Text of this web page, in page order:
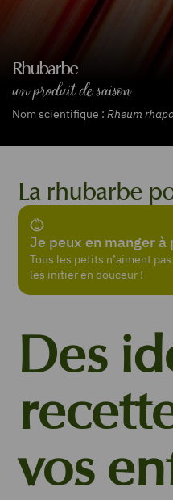
Rhubarbe
un produit de saison
Nom scientifique : Rheum
La rhubarbe
Je peux en manger
Tous les petits n’aiment
les initier en douceur !
Des
vos